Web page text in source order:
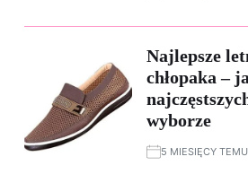
Najlepsze
chłopaka –
wyborze
5 MIESIĘCY TEMU